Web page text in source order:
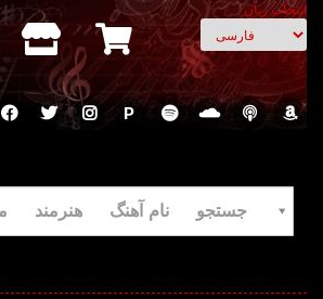
انتخاب زبان
P
جستجو نام آهنگ هنرمند